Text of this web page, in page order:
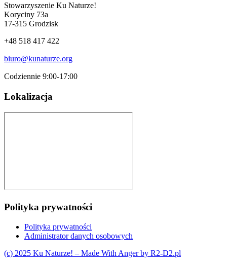
Stowarzyszenie Ku Naturze!
Koryciny 73a
17-315 Grodzisk
+48 518 417 422
biuro@kunaturze.org
Codziennie 9:00-17:00
Lokalizacja
Polityka prywatności
Polityka prywatności
Administrator danych osobowych
(c) 2025 Ku Naturze! – Made With Anger by R2-D2.pl